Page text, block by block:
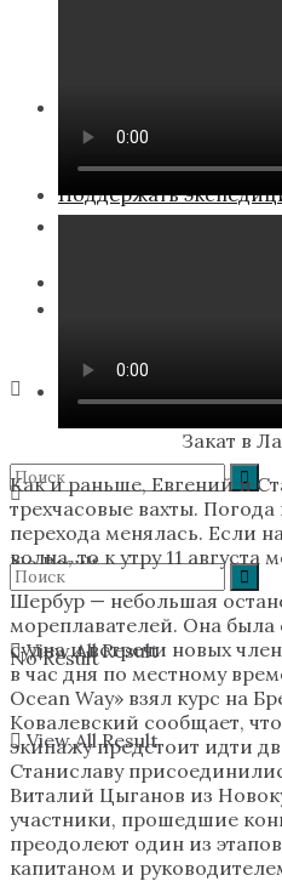
Поддержать
No Result
View All Result
Telegram
No Result
View All Result
Закат в
Как и раньше, Евгений и
трехчасовые вахты.
перехода менялась. Если
волна, то к утру 11 августа
Шербур — небольшая
мореплавателей. Она была
судна и встречи новых
в час дня по местному
Ocean Way» взял курс на
Ковалевский сообщает,
экипажу предстоит идти
Станиславу
Виталий Цыганов из
участники, прошедшие
преодолеют один из
капитаном и